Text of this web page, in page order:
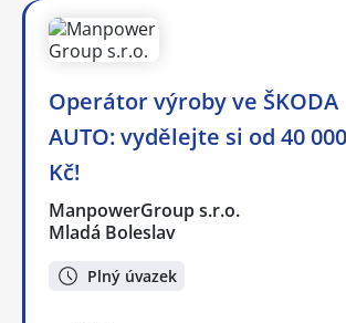
Operátor výroby ve ŠKODA
AUTO: vydělejte si od 40 000
Kč!
ManpowerGroup s.r.o.
Mladá Boleslav
Plný úvazek